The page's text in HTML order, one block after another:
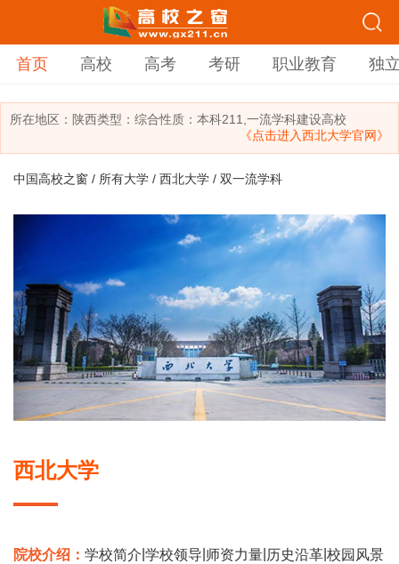
首页 高校 高考 考研 职业教育 独
所在地区： 陕西类型： 综合性质：本科211,一流学科建设高校
《点击进入西北大学官网》
中国高校之窗 / 所有大学 / 西北大学 / 双一流学科
西北大学
院校介绍： 学校简介 学校领导 师资力量 历史沿革 校园风景